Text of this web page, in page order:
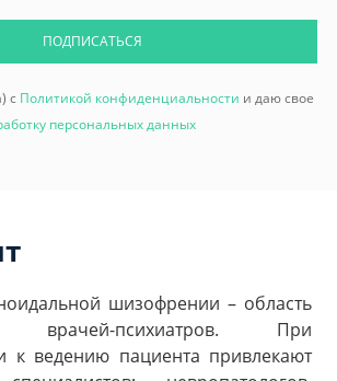
ПОДПИСАТЬСЯ
с Политикой конфиденциальности и даю свое
персональных данных
шизофрении – область
врачей-психиатров. При
к ведению пациента привлекают